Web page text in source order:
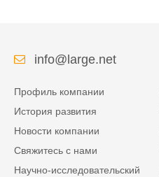
info@large.net
Профиль компании
История развития
Новости компании
Свяжитесь с нами
Научно-исследовательский